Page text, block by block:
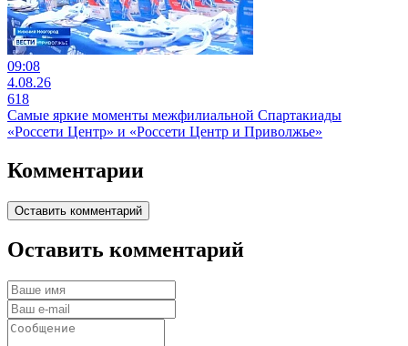
09:08
4.08.26
618
Самые яркие моменты межфилиальной Спартакиады
«Россети Центр» и «Россети Центр и Приволжье»
Комментарии
Оставить комментарий
Оставить комментарий